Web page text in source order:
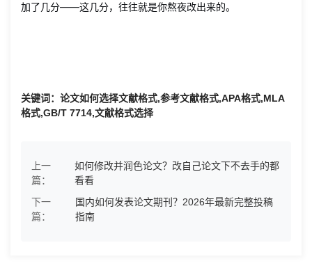
加了几分——这几分，往往就是你熬夜改出来的。
关键词：论文如何选择文献格式,参考文献格式,APA格式,MLA
格式,GB/T 7714,文献格式选择
上一
篇：
如何修改并润色论文？改自己论文下不去手的都
看看
下一
篇：
国内如何发表论文期刊？2026年最新完整投稿
指南